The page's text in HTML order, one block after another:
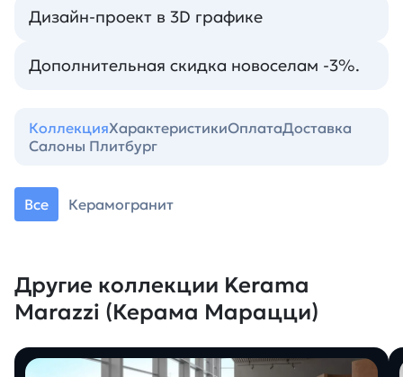
Дизайн-проект в 3D графике
Дополнительная скидка новоселам -3%.
КоллекцияХарактеристикиОплатаДоставка
Салоны Плитбург
Все Керамогранит
Другие коллекции Kerama
Marazzi (Керама Марацци)